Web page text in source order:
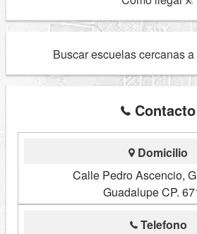
Buscar escuelas cercanas
Contacto
Domicilio
Calle Pedro Ascencio,
Guadalupe CP.
Telefono